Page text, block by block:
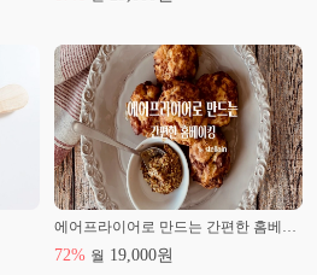
에어프라이어로 만드는 간편한 홈베이킹
72% 월 19,000원